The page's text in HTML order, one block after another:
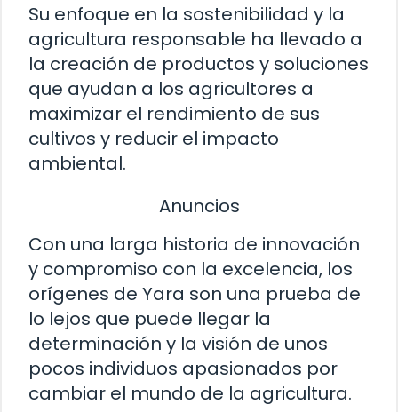
Su enfoque en la sostenibilidad y la
agricultura responsable ha llevado a
la creación de productos y soluciones
que ayudan a los agricultores a
maximizar el rendimiento de sus
cultivos y reducir el impacto
ambiental.
Anuncios
Con una larga historia de innovación
y compromiso con la excelencia, los
orígenes de Yara son una prueba de
lo lejos que puede llegar la
determinación y la visión de unos
pocos individuos apasionados por
cambiar el mundo de la agricultura.